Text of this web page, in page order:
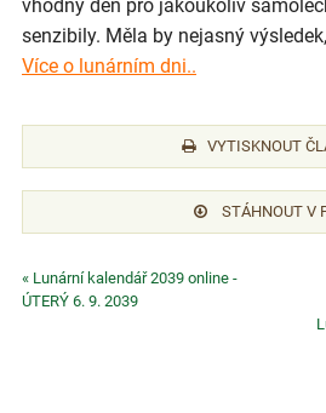
vhodný den pro jakoukoliv
senzibily. Měla by nejasný
Více o lunárním dni..
VYTISKNOUT
STÁHNOUT V
« Lunární kalendář 2039 online -
ÚTERÝ 6. 9. 2039